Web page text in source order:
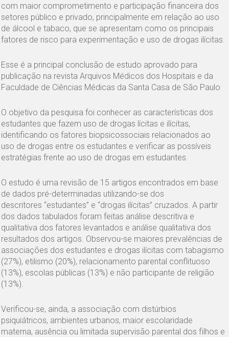
com maior comprometimento e participação financeira dos
setores público e privado, principalmente em relação ao uso
de álcool e tabaco, que se apresentam como os principais
fatores de risco para experimentação e uso de drogas ilícitas.
Esse é a principal conclusão de estudo aprovado para
publicação na revista Arquivos Médicos dos Hospitais e da
Faculdade de Ciências Médicas da Santa Casa de São Paulo
O objetivo da pesquisa foi conhecer as características dos
estudantes que fazem uso de drogas lícitas e ilícitas,
identificando os fatores biopsicossociais relacionados ao
uso de drogas entre os estudantes e verificar as possíveis
estratégias frente ao uso de drogas em estudantes.
O estudo é uma revisão de 15 artigos encontrados em base
de dados pré-determinadas utilizando-se dos
descritores “estudantes” e “drogas ilícitas” cruzados. A partir
dos dados tabulados foram feitas análise descritiva e
qualitativa dos fatores levantados e análise qualitativa dos
resultados dos artigos. Observou-se maiores prevalências de
associações dos estudantes e drogas ilícitas com tabagismo
(27%), etilismo (20%), relacionamento parental conflituoso
(13%), escolas públicas (13%) e não participante de religião
(13%).
Verificou-se, ainda, a associação com distúrbios
psiquiátricos, ambientes urbanos, maior escolaridade
materna, ausência ou limitada supervisão parental dos filhos e